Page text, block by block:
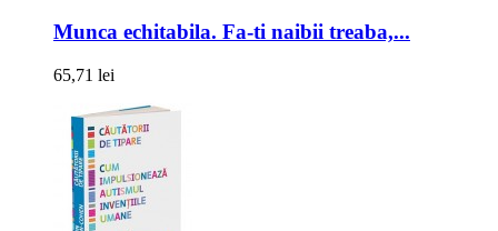
Munca echitabila. Fa-ti naibii treaba,...
65,71 lei